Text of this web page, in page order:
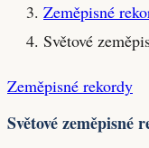
Zeměpisné
Světové
Zeměpisné rekordy
Světové